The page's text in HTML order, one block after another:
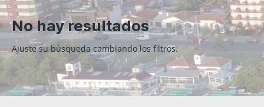
No hay resultados
Ajuste su búsqueda cambiando los filtros.